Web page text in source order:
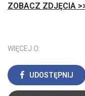
ZOBACZ ZDJĘCIA
WIĘCEJ O:
UDOSTĘPNIJ